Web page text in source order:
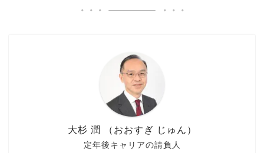
定年後キャリアの請負人
大杉 潤 （おおすぎ じゅん）